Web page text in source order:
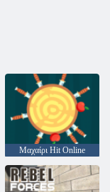
Μαχαίρι Hit Online